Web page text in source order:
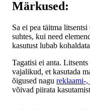
Märkused:
Sa ei pea täitma
suhtes, kui need
kasutust lubab
Tagatisi ei anta.
vajalikud, et kasutada
õigused nagu reklaami-,
võivad piirata